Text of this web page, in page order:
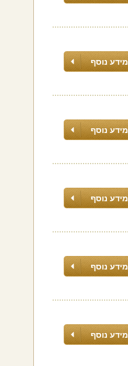
מידע נוסף
מידע נוסף
מידע נוסף
מידע נוסף
מידע נוסף